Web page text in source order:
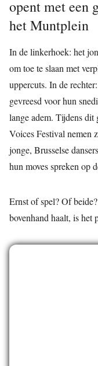
opent met een
het Muntplein
In de linkerhoek: het
om toe te slaan met
uppercuts. In de
gevreesd voor hun
lange adem. Tijdens dit
Voices Festival nemen
jonge, Brusselse
hun moves spreken op
Ernst of spel? Of
bovenhand haalt, is het